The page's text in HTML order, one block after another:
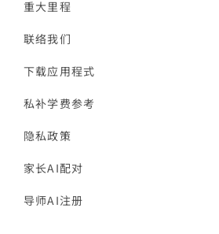
重大里程
联络我们
下载应用程式
私补学费参考
隐私政策
家长AI配对
导师AI注册